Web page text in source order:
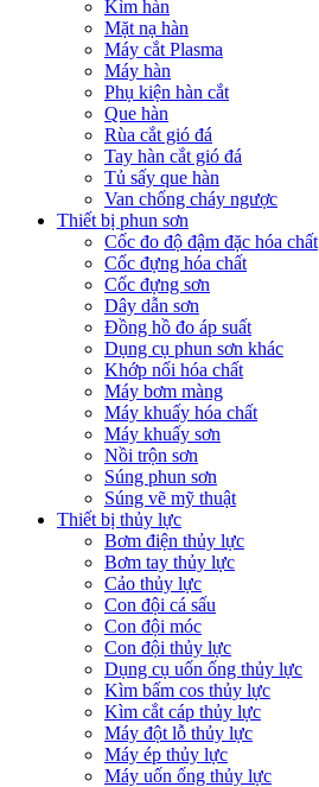
Kìm hàn
Mặt nạ hàn
Máy cắt Plasma
Máy hàn
Phụ kiện hàn cắt
Que hàn
Rùa cắt gió đá
Tay hàn cắt gió đá
Tủ sấy que hàn
Van chống cháy ngược
Thiết bị phun sơn
Cốc đo độ đậm đặc hóa chất
Cốc đựng hóa chất
Cốc đựng sơn
Dây dẫn sơn
Đồng hồ đo áp suất
Dụng cụ phun sơn khác
Khớp nối hóa chất
Máy bơm màng
Máy khuấy hóa chất
Máy khuấy sơn
Nồi trộn sơn
Súng phun sơn
Súng vẽ mỹ thuật
Thiết bị thủy lực
Bơm điện thủy lực
Bơm tay thủy lực
Cảo thủy lực
Con đội cá sấu
Con đội móc
Con đội thủy lực
Dụng cụ uốn ống thủy lực
Kìm bấm cos thủy lực
Kìm cắt cáp thủy lực
Máy đột lỗ thủy lực
Máy ép thủy lực
Máy uốn ống thủy lực